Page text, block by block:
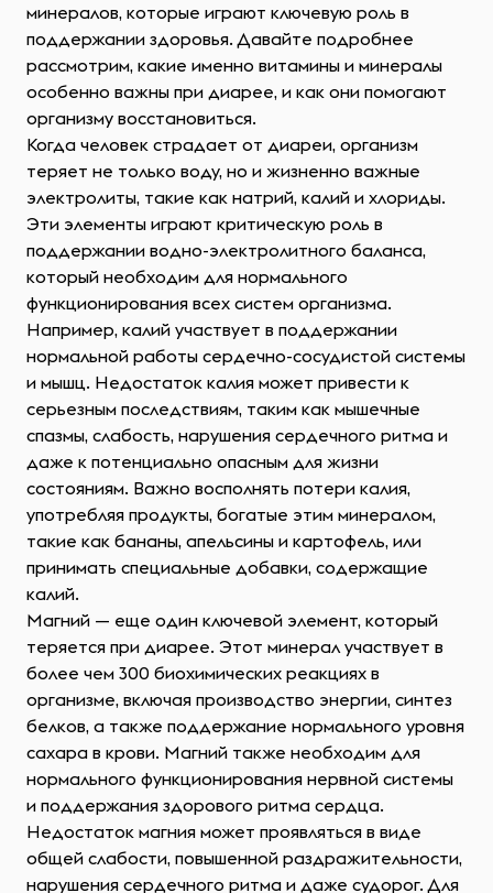
минералов, которые играют ключевую роль в
поддержании здоровья. Давайте подробнее
рассмотрим, какие именно витамины и минералы
особенно важны при диарее, и как они помогают
организму восстановиться.
Когда человек страдает от диареи, организм
теряет не только воду, но и жизненно важные
электролиты, такие как натрий, калий и хлориды.
Эти элементы играют критическую роль в
поддержании водно-электролитного баланса,
который необходим для нормального
функционирования всех систем организма.
Например, калий участвует в поддержании
нормальной работы сердечно-сосудистой системы
и мышц. Недостаток калия может привести к
серьезным последствиям, таким как мышечные
спазмы, слабость, нарушения сердечного ритма и
даже к потенциально опасным для жизни
состояниям. Важно восполнять потери калия,
употребляя продукты, богатые этим минералом,
такие как бананы, апельсины и картофель, или
принимать специальные добавки, содержащие
калий.
Магний — еще один ключевой элемент, который
теряется при диарее. Этот минерал участвует в
более чем 300 биохимических реакциях в
организме, включая производство энергии, синтез
белков, а также поддержание нормального уровня
сахара в крови. Магний также необходим для
нормального функционирования нервной системы
и поддержания здорового ритма сердца.
Недостаток магния может проявляться в виде
общей слабости, повышенной раздражительности,
нарушения сердечного ритма и даже судорог. Для